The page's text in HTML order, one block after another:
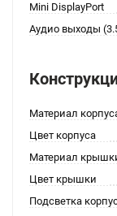
Mini DisplayPort
Аудио выходы
Материал
Цвет корпуса
Материал
Цвет крышки
Подсветка